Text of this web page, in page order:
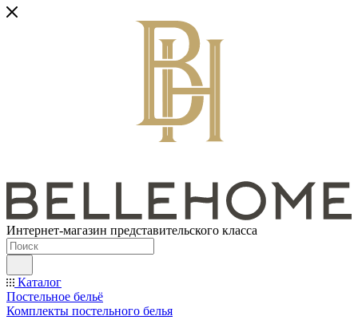
Интернет-магазин представительского класса
Каталог
Постельное бельё
Комплекты постельного белья